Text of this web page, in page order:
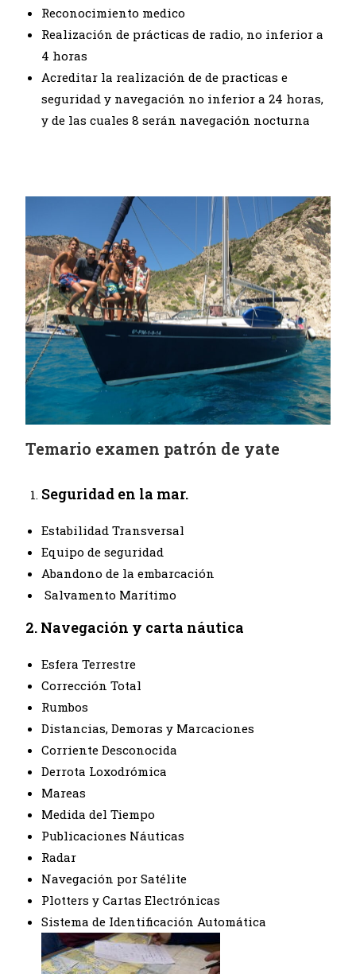
Reconocimiento medico
Realización de prácticas de radio, no inferior a
4 horas
Acreditar la realización de de practicas e
seguridad y navegación no inferior a 24 horas,
y de las cuales 8 serán navegación nocturna
Temario examen patrón de yate
Seguridad en la mar.
Estabilidad Transversal
Equipo de seguridad
Abandono de la embarcación
Salvamento Marítimo
2. Navegación y carta náutica
Esfera Terrestre
Corrección Total
Rumbos
Distancias, Demoras y Marcaciones
Corriente Desconocida
Derrota Loxodrómica
Mareas
Medida del Tiempo
Publicaciones Náuticas
Radar
Navegación por Satélite
Plotters y Cartas Electrónicas
Sistema de Identificación Automática